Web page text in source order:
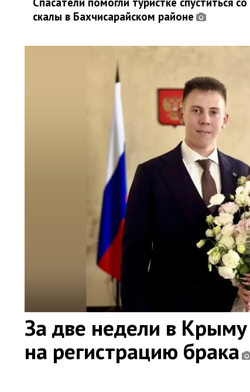
скалы в Бахчисарайском районе
За две недели в
на регистрацию брака